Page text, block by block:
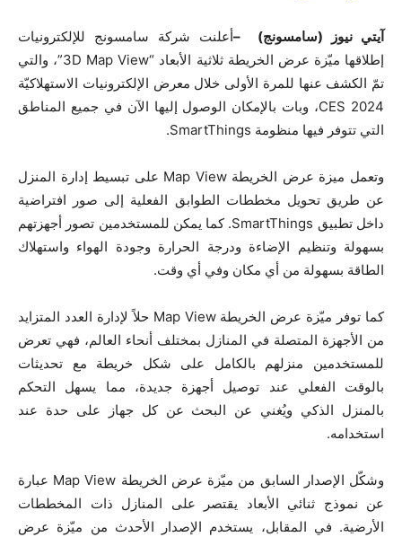
آيتي نيوز (سامسونج) –أعلنت شركة سامسونج للإلكترونيات
إطلاقها ميّزة عرض الخريطة ثلاثية الأبعاد “3D Map View”، والتي
تمّ الكشف عنها للمرة الأولى خلال معرض الإلكترونيات الاستهلاكيّة
CES 2024، وبات بالإمكان الوصول إليها الآن في جميع المناطق
التي تتوفر فيها منظومة SmartThings.
وتعمل ميزة عرض الخريطة Map View على تبسيط إدارة المنزل
عن طريق تحويل مخططات الطوابق الفعلية إلى صور افتراضية
داخل تطبيق SmartThings. كما يمكن للمستخدمين تصور أجهزتهم
بسهولة وتنظيم الإضاءة ودرجة الحرارة وجودة الهواء واستهلاك
الطاقة بسهولة من أي مكان وفي أي وقت.
كما توفر ميّزة عرض الخريطة Map View حلاً لإدارة العدد المتزايد
من الأجهزة المتصلة في المنازل بمختلف أنحاء العالم، فهي تعرض
للمستخدمين منزلهم بالكامل على شكل خريطة مع تحديثات
بالوقت الفعلي عند توصيل أجهزة جديدة، مما يسهل التحكم
بالمنزل الذكي ويُغني عن البحث عن كل جهاز على حدة عند
استخدامه.
وشكّل الإصدار السابق من ميّزة عرض الخريطة Map View عبارة
عن نموذج ثنائي الأبعاد يقتصر على المنازل ذات المخططات
الأرضية. في المقابل، يستخدم الإصدار الأحدث من ميّزة عرض